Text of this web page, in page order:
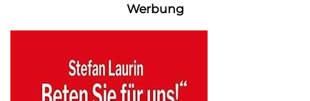
Werbung